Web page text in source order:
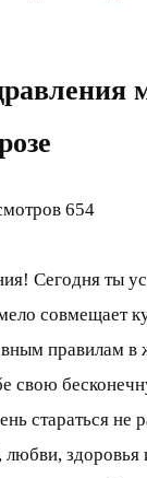
654
Сегодня ты
совмещает
правилам в
свою
стараться не
здоровья